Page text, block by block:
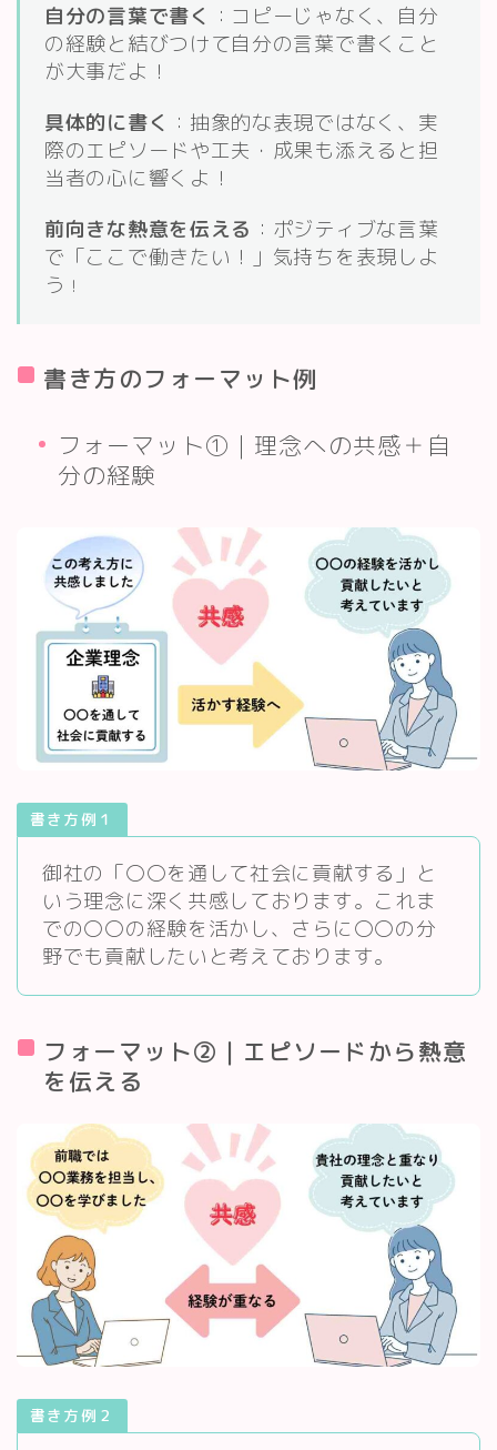
自分の言葉で書く ：コピーじゃなく、自分
の経験と結びつけて自分の言葉で書くこと
が大事だよ！
具体的に書く ：抽象的な表現ではなく、実
際のエピソードや工夫・成果も添えると担
当者の心に響くよ！
前向きな熱意を伝える ：ポジティブな言葉
で「ここで働きたい！」気持ちを表現しよ
う ！
書き方のフォーマット例
フォーマット①｜理念への共感＋自
分の経験
書き方例１
御社の「〇〇を通して社会に貢献する」と
いう理念に深く共感しております。これま
での〇〇の経験を活かし、さらに〇〇の分
野でも貢献したいと考えております。
フォーマット②｜エピソードから熱意
を伝える
書き方例２